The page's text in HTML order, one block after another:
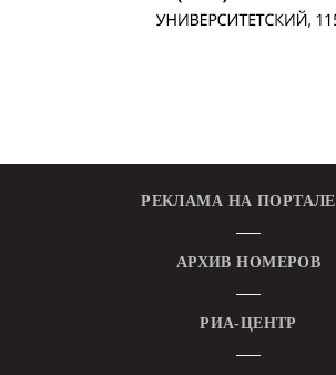
РЕКЛАМА НА ПОРТАЛЕ
АРХИВ НОМЕРОВ
РИА-ЦЕНТР